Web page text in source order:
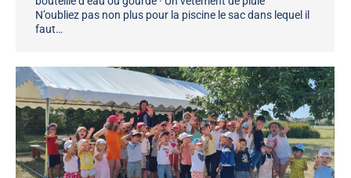
N’oubliez pas non plus pour la piscine le sac dans lequel il
faut…